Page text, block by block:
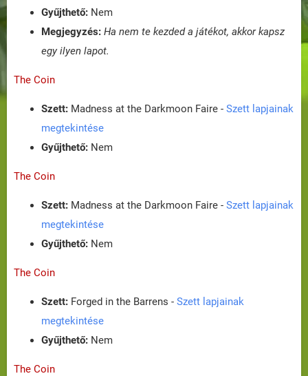
Gyűjthető: Nem
Megjegyzés: Ha nem te kezded a játékot, akkor kapsz
egy ilyen lapot.
The Coin
Szett: Madness at the Darkmoon Faire - Szett lapjainak
megtekintése
Gyűjthető: Nem
The Coin
Szett: Madness at the Darkmoon Faire - Szett lapjainak
megtekintése
Gyűjthető: Nem
The Coin
Szett: Forged in the Barrens - Szett lapjainak
megtekintése
Gyűjthető: Nem
The Coin